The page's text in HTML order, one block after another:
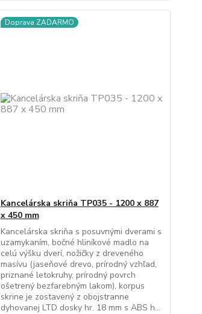
Doprava ZADARMO
Kancelárska skriňa TP035 - 1200 x 887
x 450 mm
Kancelárska skriňa s posuvnými dverami s
uzamykaním, bočné hliníkové madlo na
celú výšku dverí, nožičky z dreveného
masívu (jaseňové drevo, prírodný vzhľad,
priznané letokruhy, prírodný povrch
ošetrený bezfarebným lakom), korpus
skrine je zostavený z obojstranne
dyhovanej LTD dosky hr. 18 mm s ABS h...